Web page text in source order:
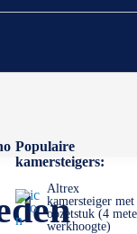
Populaire
kamersteigers:
Altrex
kamersteiger met
opzetstuk (4
werkhoogte)